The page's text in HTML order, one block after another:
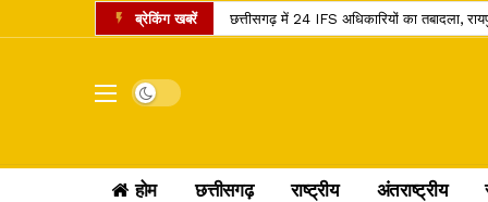
ब्रेकिंग खबरें छत्तीसगढ़ में 24 IFS अधिकारियों का तबादला,
इंदिरा गांधी कृषि विश्वविद्यालय का बड़ा फैसला,
सांवले रंग और नौकरी पर तानों से परेशान पति,
छत्तीसगढ़ के यात्रियों के लिए खुशखबरी, 240
Dark mode
होम छत्तीसगढ़ राष्ट्रीय अंतराष्ट्रीय